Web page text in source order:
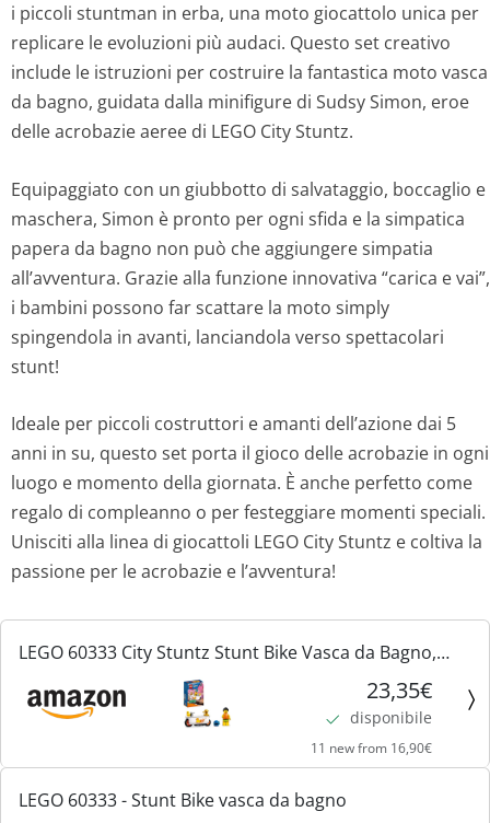
i piccoli stuntman in erba, una moto giocattolo unica per
replicare le evoluzioni più audaci. Questo set creativo
include le istruzioni per costruire la fantastica moto vasca
da bagno, guidata dalla minifigure di Sudsy Simon, eroe
delle acrobazie aeree di LEGO City Stuntz.
Equipaggiato con un giubbotto di salvataggio, boccaglio e
maschera, Simon è pronto per ogni sfida e la simpatica
papera da bagno non può che aggiungere simpatia
all’avventura. Grazie alla funzione innovativa “carica e vai”,
i bambini possono far scattare la moto simply
spingendola in avanti, lanciandola verso spettacolari
stunt!
Ideale per piccoli costruttori e amanti dell’azione dai 5
anni in su, questo set porta il gioco delle acrobazie in ogni
luogo e momento della giornata. È anche perfetto come
regalo di compleanno o per festeggiare momenti speciali.
Unisciti alla linea di giocattoli LEGO City Stuntz e coltiva la
passione per le acrobazie e l’avventura!
LEGO 60333 City Stuntz Stunt Bike Vasca da Bagno,
Moto Giocattolo Carica e Vai con Minifigure, Giochi per
Bambini e Bambine dai 5 Anni, Idea Regalo
23,35€
disponibile
11 new from 16,90€
LEGO 60333 - Stunt Bike vasca da bagno